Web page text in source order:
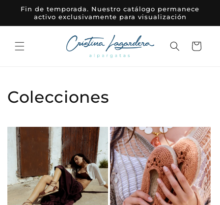
directamente
al contenido
Fin de temporada. Nuestro catálogo permanece
activo exclusivamente para visualización
Carrito
Colecciones